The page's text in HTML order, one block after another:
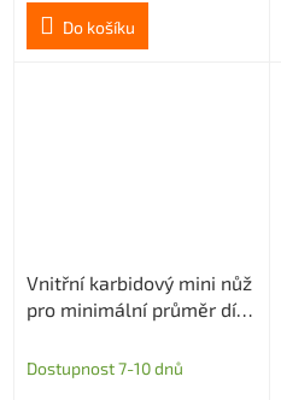
Do košíku
Vnitřní karbidový mini nůž
pro minimální průměr díry
Dostupnost 7-10 dnů